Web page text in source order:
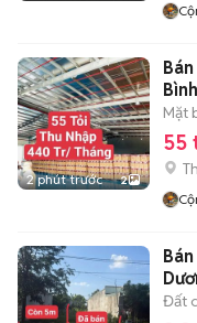
2 phút trước 2
Mặt
55
Đất